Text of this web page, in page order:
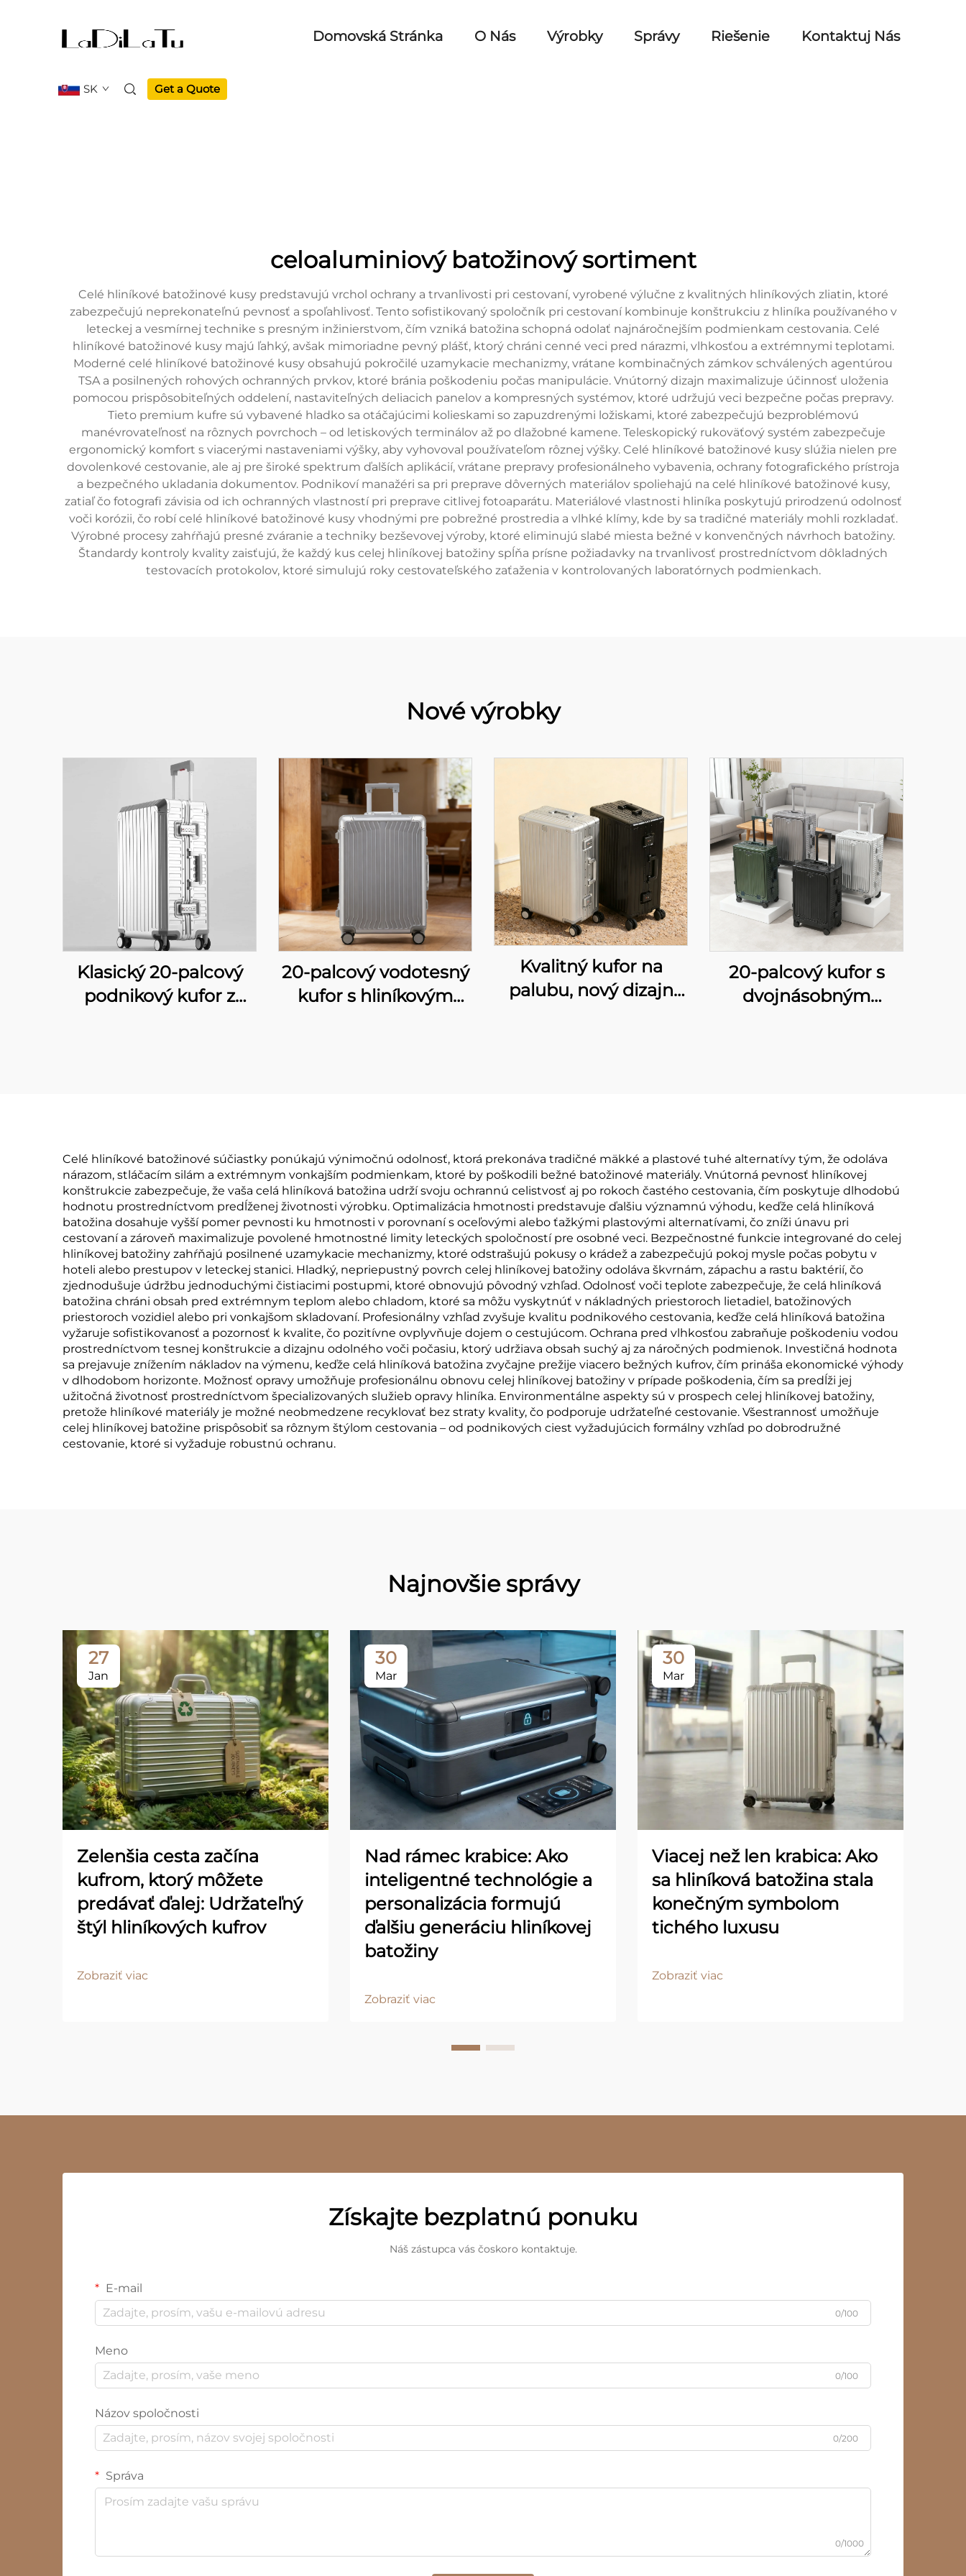
Domovská Stránka O Nás Výrobky Správy Riešenie Kontaktuj Nás
SK Get a Quote
celoaluminiový batožinový sortiment
Celé hliníkové batožinové kusy predstavujú vrchol ochrany a trvanlivosti pri cestovaní, vyrobené výlučne z kvalitných hliníkových zliatin, ktoré
zabezpečujú neprekonateľnú pevnosť a spoľahlivosť. Tento sofistikovaný spoločník pri cestovaní kombinuje konštrukciu z hliníka používaného v
leteckej a vesmírnej technike s presným inžinierstvom, čím vzniká batožina schopná odolať najnáročnejším podmienkam cestovania. Celé
hliníkové batožinové kusy majú ľahký, avšak mimoriadne pevný plášť, ktorý chráni cenné veci pred nárazmi, vlhkosťou a extrémnymi teplotami.
Moderné celé hliníkové batožinové kusy obsahujú pokročilé uzamykacie mechanizmy, vrátane kombinačných zámkov schválených agentúrou
TSA a posilnených rohových ochranných prvkov, ktoré bránia poškodeniu počas manipulácie. Vnútorný dizajn maximalizuje účinnosť uloženia
pomocou prispôsobiteľných oddelení, nastaviteľných deliacich panelov a kompresných systémov, ktoré udržujú veci bezpečne počas prepravy.
Tieto premium kufre sú vybavené hladko sa otáčajúcimi kolieskami so zapuzdrenými ložiskami, ktoré zabezpečujú bezproblémovú
manévrovateľnosť na rôznych povrchoch – od letiskových terminálov až po dlažobné kamene. Teleskopický rukoväťový systém zabezpečuje
ergonomický komfort s viacerými nastaveniami výšky, aby vyhovoval používateľom rôznej výšky. Celé hliníkové batožinové kusy slúžia nielen pre
dovolenkové cestovanie, ale aj pre široké spektrum ďalších aplikácií, vrátane prepravy profesionálneho vybavenia, ochrany fotografického prístroja
a bezpečného ukladania dokumentov. Podnikoví manažéri sa pri preprave dôverných materiálov spoliehajú na celé hliníkové batožinové kusy,
zatiaľ čo fotografi závisia od ich ochranných vlastností pri preprave citlivej fotoaparátu. Materiálové vlastnosti hliníka poskytujú prirodzenú odolnosť
voči korózii, čo robí celé hliníkové batožinové kusy vhodnými pre pobrežné prostredia a vlhké klímy, kde by sa tradičné materiály mohli rozkladať.
Výrobné procesy zahŕňajú presné zváranie a techniky bezševovej výroby, ktoré eliminujú slabé miesta bežné v konvenčných návrhoch batožiny.
Štandardy kontroly kvality zaisťujú, že každý kus celej hliníkovej batožiny spĺňa prísne požiadavky na trvanlivosť prostredníctvom dôkladných
testovacích protokolov, ktoré simulujú roky cestovateľského zaťaženia v kontrolovaných laboratórnych podmienkach.
Nové výrobky
Klasický 20-palcový
podnikový kufor z
20-palcový vodotesný
kufor s hliníkovým
Kvalitný kufor na
palubu, nový dizajn
20-palcový kufor s
dvojnásobným
úplne hliníková
batožina
Celé hliníkové batožinové súčiastky ponúkajú výnimočnú odolnosť, ktorá prekonáva tradičné mäkké a plastové tuhé alternatívy tým, že odoláva
nárazom, stláčacím silám a extrémnym vonkajším podmienkam, ktoré by poškodili bežné batožinové materiály. Vnútorná pevnosť hliníkovej
konštrukcie zabezpečuje, že vaša celá hliníková batožina udrží svoju ochrannú celistvosť aj po rokoch častého cestovania, čím poskytuje dlhodobú
hodnotu prostredníctvom predĺženej životnosti výrobku. Optimalizácia hmotnosti predstavuje ďalšiu významnú výhodu, keďže celá hliníková
batožina dosahuje vyšší pomer pevnosti ku hmotnosti v porovnaní s oceľovými alebo ťažkými plastovými alternatívami, čo zníži únavu pri
cestovaní a zároveň maximalizuje povolené hmotnostné limity leteckých spoločností pre osobné veci. Bezpečnostné funkcie integrované do celej
hliníkovej batožiny zahŕňajú posilnené uzamykacie mechanizmy, ktoré odstrašujú pokusy o krádež a zabezpečujú pokoj mysle počas pobytu v
hoteli alebo prestupov v leteckej stanici. Hladký, nepriepustný povrch celej hliníkovej batožiny odoláva škvrnám, zápachu a rastu baktérií, čo
zjednodušuje údržbu jednoduchými čistiacimi postupmi, ktoré obnovujú pôvodný vzhľad. Odolnosť voči teplote zabezpečuje, že celá hliníková
batožina chráni obsah pred extrémnym teplom alebo chladom, ktoré sa môžu vyskytnúť v nákladných priestoroch lietadiel, batožinových
priestoroch vozidiel alebo pri vonkajšom skladovaní. Profesionálny vzhľad zvyšuje kvalitu podnikového cestovania, keďže celá hliníková batožina
vyžaruje sofistikovanosť a pozornosť k kvalite, čo pozitívne ovplyvňuje dojem o cestujúcom. Ochrana pred vlhkosťou zabraňuje poškodeniu vodou
prostredníctvom tesnej konštrukcie a dizajnu odolného voči počasiu, ktorý udržiava obsah suchý aj za náročných podmienok. Investičná hodnota
sa prejavuje znížením nákladov na výmenu, keďže celá hliníková batožina zvyčajne prežije viacero bežných kufrov, čím prináša ekonomické výhody
v dlhodobom horizonte. Možnosť opravy umožňuje profesionálnu obnovu celej hliníkovej batožiny v prípade poškodenia, čím sa predĺži jej
užitočná životnosť prostredníctvom špecializovaných služieb opravy hliníka. Environmentálne aspekty sú v prospech celej hliníkovej batožiny,
pretože hliníkové materiály je možné neobmedzene recyklovať bez straty kvality, čo podporuje udržateľné cestovanie. Všestrannosť umožňuje
celej hliníkovej batožine prispôsobiť sa rôznym štýlom cestovania – od podnikových ciest vyžadujúcich formálny vzhľad po dobrodružné
cestovanie, ktoré si vyžaduje robustnú ochranu.
Najnovšie správy
27
Jan
Zelenšia cesta začína
kufrom, ktorý môžete
predávať ďalej: Udržateľný
štýl hliníkových kufrov
Zobraziť viac
30
Mar
Nad rámec krabice: Ako
inteligentné technológie a
personalizácia formujú
ďalšiu generáciu hliníkovej
batožiny
Zobraziť viac
30
Mar
Viacej než len krabica: Ako
sa hliníková batožina stala
konečným symbolom
tichého luxusu
Zobraziť viac
Získajte bezplatnú ponuku
Náš zástupca vás čoskoro kontaktuje.
E-mail
0/100
Meno
0/100
Názov spoločnosti
0/200
Správa
0/1000